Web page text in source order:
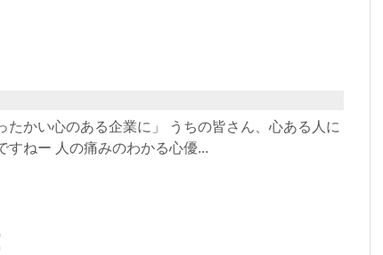
たかい心のある企業に」 うちの皆さん、心ある人に
すねー 人の痛みのわかる心優...